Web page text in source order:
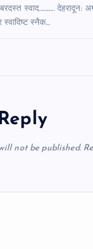
स्वाद……….. देहरादून:
स्नैक…
not be published.